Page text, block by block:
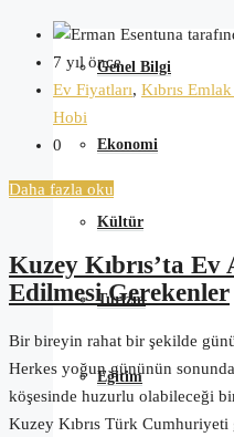
Genel Bilgi
Ekonomi
Kültür
Turizm
Eğitim
7 yıl önce
Ev Fiyatları, Kıbrıs
Hobi
0
Daha fazla oku
Kuzey Kıbrıs’ta
Edilmesi Gerekenler
Bir bireyin rahat bir şekilde
Herkes yoğun gününün
köşesinde huzurlu olabileceği
Kuzey Kıbrıs Türk